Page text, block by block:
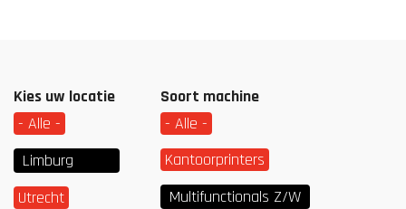
Kies uw locatie
- Alle -
Limburg
Utrecht
Soort machine
- Alle -
Kantoorprinters
Multifunctionals Z/W